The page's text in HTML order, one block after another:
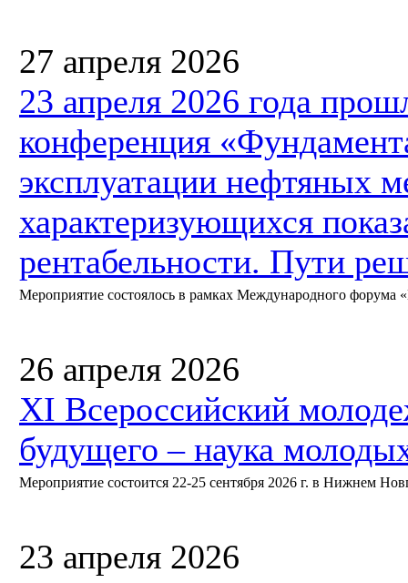
27 апреля 2026
23 апреля 2026 года
конференция
эксплуатации нефтяных
характеризующихся
рентабельности. Пути
Мероприятие состоялось в рамках Международного форума
26 апреля 2026
XI Всероссийский
будущего – наука
Мероприятие состоится 22-25 сентября 2026 г. в Нижнем
23 апреля 2026